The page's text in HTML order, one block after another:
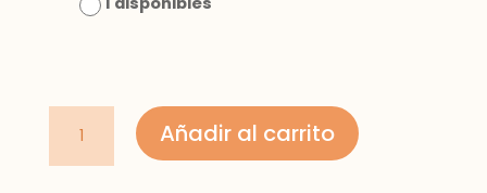
Añadir al carrito